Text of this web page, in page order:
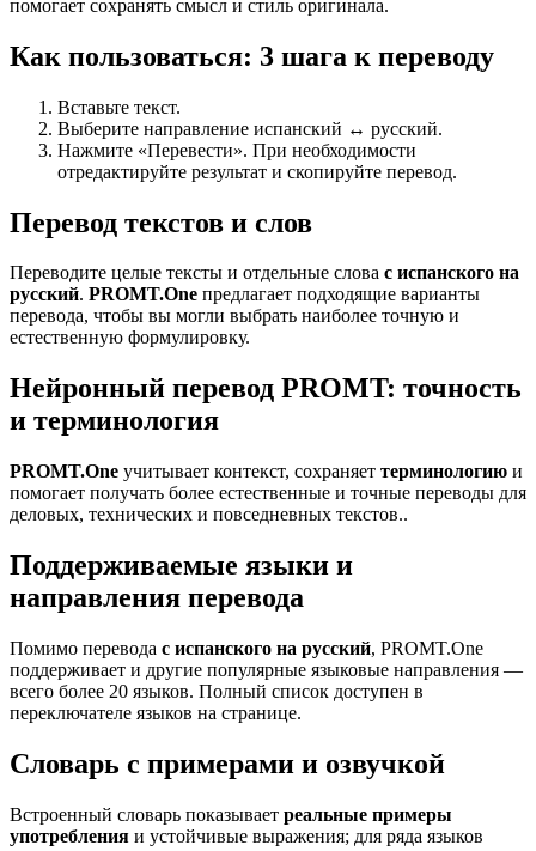
помогает сохранять смысл и стиль оригинала.
Как пользоваться: 3 шага к переводу
Вставьте текст.
Выберите направление испанский ↔ русский.
Нажмите «Перевести». При необходимости
отредактируйте результат и скопируйте перевод.
Перевод текстов и слов
Переводите целые тексты и отдельные слова с испанского на
русский. PROMT.One предлагает подходящие варианты
перевода, чтобы вы могли выбрать наиболее точную и
естественную формулировку.
Нейронный перевод PROMT: точность
и терминология
PROMT.One учитывает контекст, сохраняет терминологию и
помогает получать более естественные и точные переводы для
деловых, технических и повседневных текстов..
Поддерживаемые языки и
направления перевода
Помимо перевода с испанского на русский, PROMT.One
поддерживает и другие популярные языковые направления —
всего более 20 языков. Полный список доступен в
переключателе языков на странице.
Словарь с примерами и озвучкой
Встроенный словарь показывает реальные примеры
употребления и устойчивые выражения; для ряда языков